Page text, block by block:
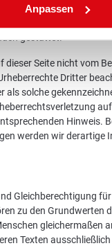
Anpassen
des jeweiligen
gestattet.
dieser Seite nicht vom
Dritter
als solche
Hinweis.
werden wir derartige
Gleichberechtigung
zu den Grundwerten
gleichermaßen
Texten